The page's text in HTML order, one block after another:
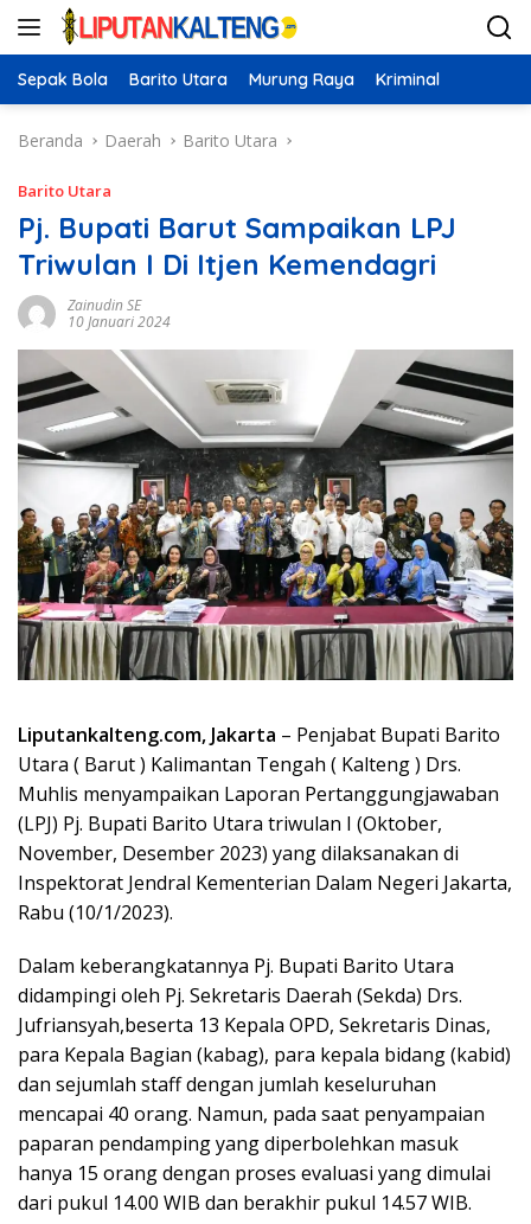
Langsung
Sepak Bola Barito Utara Murung Raya Kriminal
Beranda Daerah Barito Utara
Barito Utara
Pj. Bupati Barut Sampaikan LPJ
Triwulan I Di Itjen Kemendagri
Zainudin SE
10 Januari 2024
Liputankalteng.com, Jakarta – Penjabat Bupati Barito
Utara ( Barut ) Kalimantan Tengah ( Kalteng ) Drs.
Muhlis menyampaikan Laporan Pertanggungjawaban
(LPJ) Pj. Bupati Barito Utara triwulan I (Oktober,
November, Desember 2023) yang dilaksanakan di
Inspektorat Jendral Kementerian Dalam Negeri Jakarta,
Rabu (10/1/2023).
Dalam keberangkatannya Pj. Bupati Barito Utara
didampingi oleh Pj. Sekretaris Daerah (Sekda) Drs.
Jufriansyah,beserta 13 Kepala OPD, Sekretaris Dinas,
para Kepala Bagian (kabag), para kepala bidang (kabid)
dan sejumlah staff dengan jumlah keseluruhan
mencapai 40 orang. Namun, pada saat penyampaian
paparan pendamping yang diperbolehkan masuk
hanya 15 orang dengan proses evaluasi yang dimulai
dari pukul 14.00 WIB dan berakhir pukul 14.57 WIB.